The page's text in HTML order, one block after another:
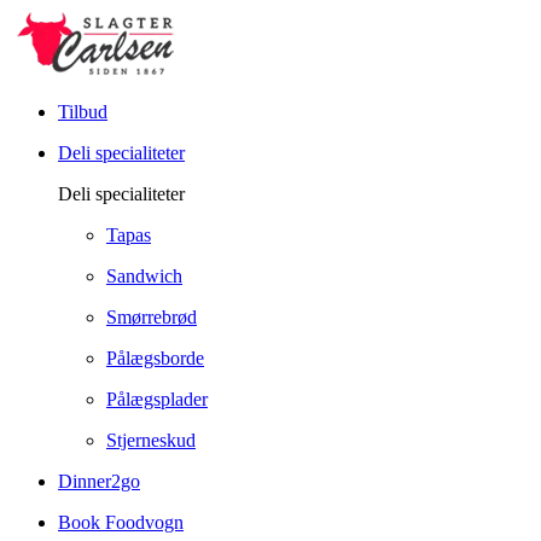
Tilbud
Deli specialiteter
Deli specialiteter
Tapas
Sandwich
Smørrebrød
Pålægsborde
Pålægsplader
Stjerneskud
Dinner2go
Book Foodvogn